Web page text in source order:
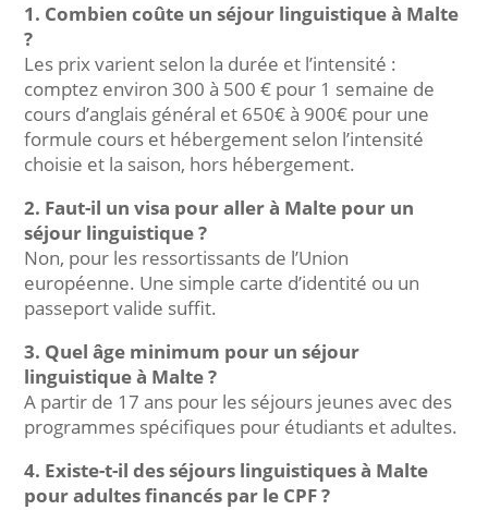
1. Combien coûte un séjour linguistique à Malte
?
Les prix varient selon la durée et l’intensité :
comptez environ 300 à 500 € pour 1 semaine de
cours d’anglais général et 650€ à 900€ pour une
formule cours et hébergement selon l’intensité
choisie et la saison, hors hébergement.
2. Faut-il un visa pour aller à Malte pour un
séjour linguistique ?
Non, pour les ressortissants de l’Union
européenne. Une simple carte d’identité ou un
passeport valide suffit.
3. Quel âge minimum pour un séjour
linguistique à Malte ?
A partir de 17 ans pour les séjours jeunes avec des
programmes spécifiques pour étudiants et adultes.
4. Existe-t-il des séjours linguistiques à Malte
pour adultes financés par le CPF ?